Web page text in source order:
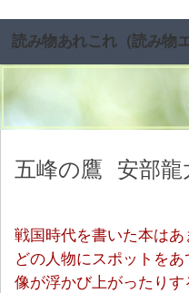
読み物あれこれ（読み物
五峰の鷹 安部龍
戦国時代を書いた本はあ
どの人物にスポットを
像が浮かび上がったりす